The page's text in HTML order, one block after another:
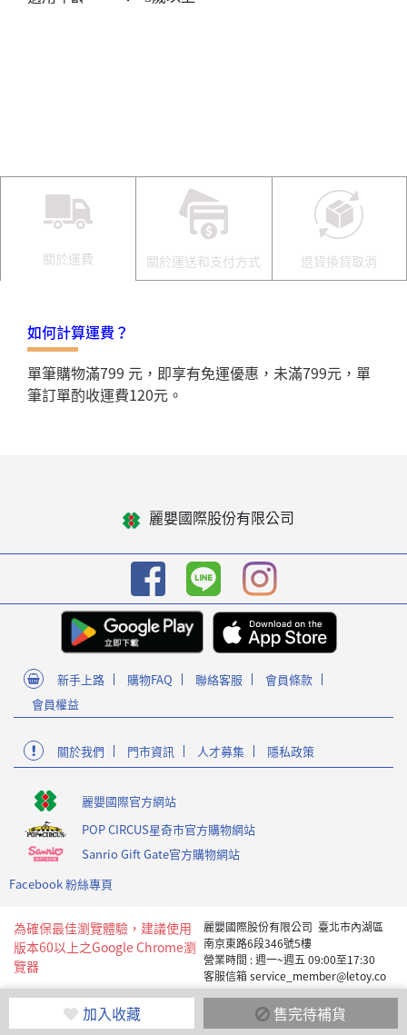
加入收藏 售完待補貨
關於運費 關於運送和支付方式 退貨換貨取消
如何計算運費？
單筆購物滿799 元，即享有免運優惠，未滿799元，單
筆訂單酌收運費120元。
麗嬰國際股份有限公司
新手上路 購物FAQ 聯絡客服
會員條款
會員權益
關於我們 門市資訊 人才募集 隱私政策
麗嬰國際官方網站
POP CIRCUS星奇市官方購物網站
Sanrio Gift Gate官方購物網站
Facebook 粉絲專頁
為確保最佳瀏覽體驗，建議使用
版本60以上之Google Chrome瀏
覽器
麗嬰國際股份有限公司 臺北市內湖區
南京東路6段346號5樓
營業時間 : 週一~週五 09:00至17:30
客服信箱 service_member@letoy.co
Copyright 2019 麗嬰國際版權所有